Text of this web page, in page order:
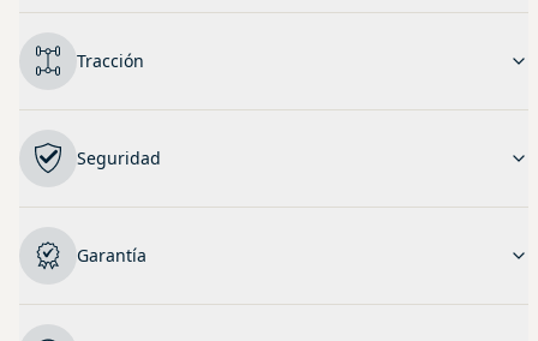
Tracción
Seguridad
Garantía